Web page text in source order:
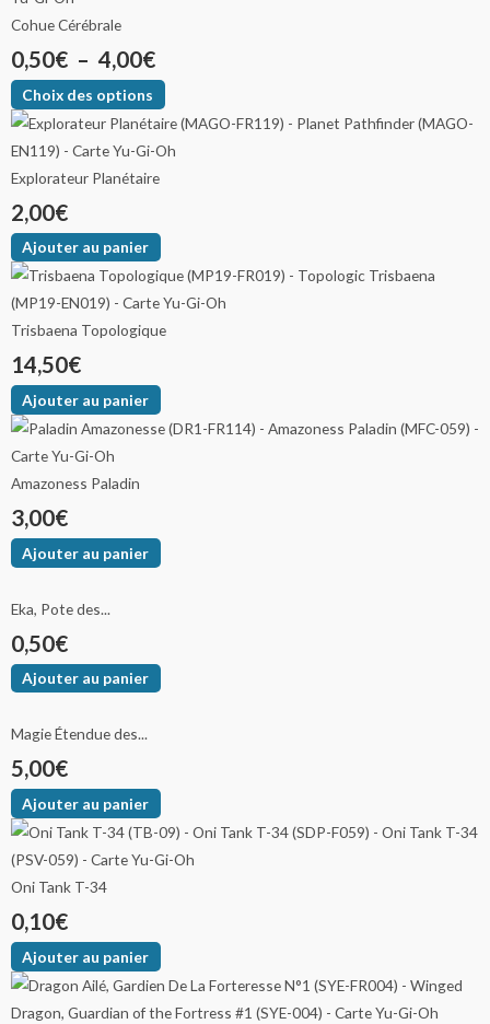
Cohue Cérébrale
0,50€ – 4,00€
Choix des options
Explorateur Planétaire
2,00€
Ajouter au panier
Trisbaena Topologique
14,50€
Ajouter au panier
Amazoness Paladin
3,00€
Ajouter au panier
Eka, Pote des...
0,50€
Ajouter au panier
Magie Étendue des...
5,00€
Ajouter au panier
Oni Tank T-34
0,10€
Ajouter au panier